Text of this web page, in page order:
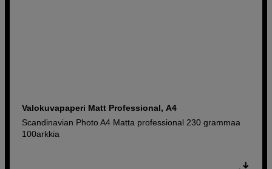
Valokuvapaperi Matt Professional, A4
Scandinavian Photo A4 Matta professional 230 grammaa
100arkkia